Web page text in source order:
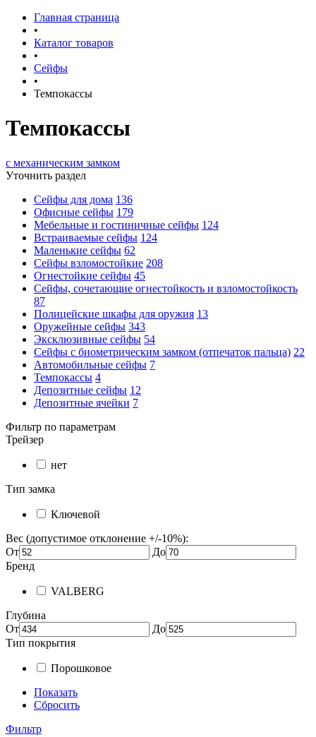
Главная страница
•
Каталог товаров
•
Сейфы
•
Темпокассы
Темпокассы
с механическим замком
Уточнить раздел
Сейфы для дома 136
Офисные сейфы 179
Мебельные и гостиничные сейфы 124
Встраиваемые сейфы 124
Маленькие сейфы 62
Сейфы взломостойкие 208
Огнестойкие сейфы 45
Сейфы, сочетающие огнестойкость и взломостойкость
87
Полицейские шкафы для оружия 13
Оружейные сейфы 343
Эксклюзивные сейфы 54
Сейфы с биометрическим замком (отпечаток пальца) 22
Автомобильные сейфы 7
Темпокассы 4
Депозитные сейфы 12
Депозитные ячейки 7
Фильтр по параметрам
Трейзер
нет
Тип замка
Ключевой
Вес (допустимое отклонение +/-10%):
От
До
Бренд
VALBERG
Глубина
От
До
Тип покрытия
Порошковое
Показать
Сбросить
Фильтр